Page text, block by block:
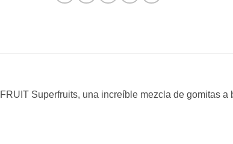
Superfruits, una increíble mezcla de gomitas a